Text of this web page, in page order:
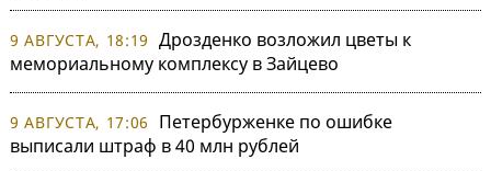
9 АВГУСТА, 18:19 Дрозденко возложил цветы к
мемориальному комплексу в Зайцево
9 АВГУСТА, 17:06
Петербурженке по ошибке
выписали штраф в 40 млн рублей